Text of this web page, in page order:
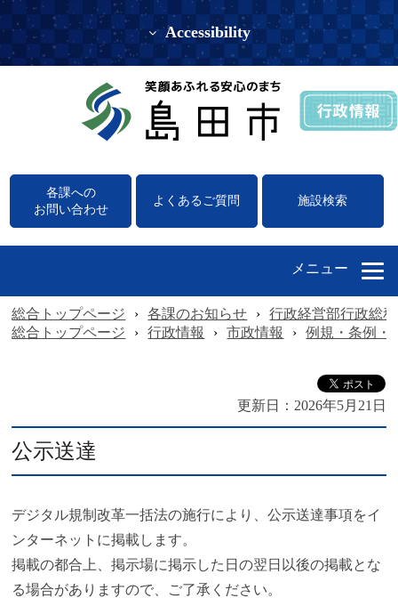
Accessibility
各課への
お問い合わせ
よくあるご質問 施設検索
メニュー
総合トップページ › 各課のお知らせ ›
行政経営部行政総
総合トップページ
› 行政情報 › 市政情報 › 例規・条例・
更新日： 2026年5月21日
公示送達
デジタル規制改革一括法の施行により、公示送達事項をイ
ンターネットに掲載します。
掲載の都合上、掲示場に掲示した日の翌日以後の掲載とな
る場合がありますので、ご了承ください。